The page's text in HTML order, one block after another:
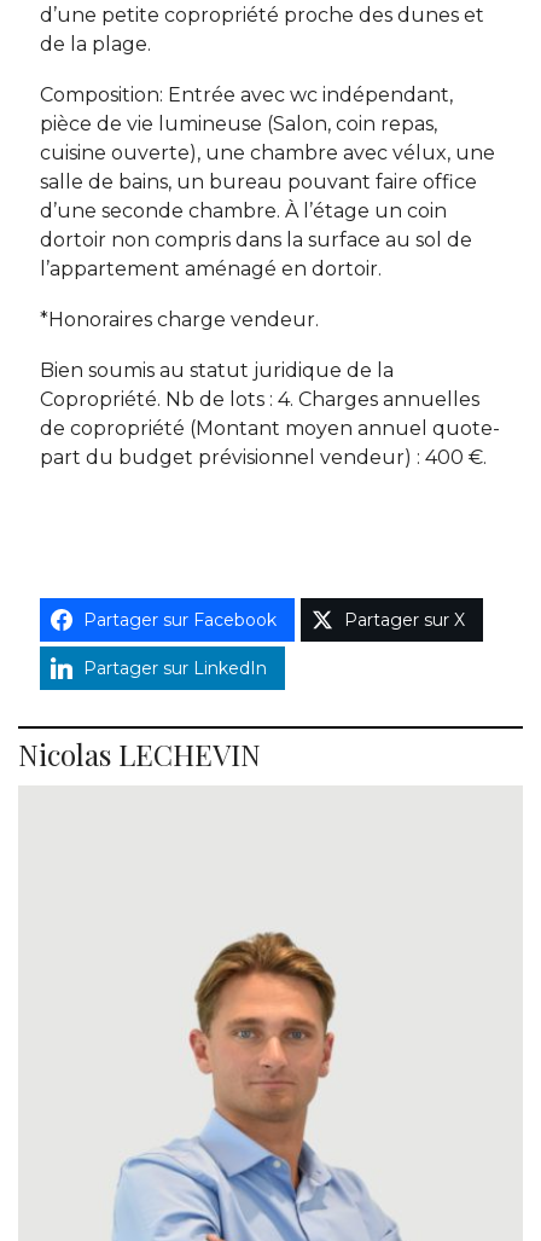
d’une petite copropriété proche des dunes et
de la plage.
Composition: Entrée avec wc indépendant,
pièce de vie lumineuse (Salon, coin repas,
cuisine ouverte), une chambre avec vélux, une
salle de bains, un bureau pouvant faire office
d’une seconde chambre. À l’étage un coin
dortoir non compris dans la surface au sol de
l’appartement aménagé en dortoir.
*Honoraires charge vendeur.
Bien soumis au statut juridique de la
Copropriété. Nb de lots : 4. Charges annuelles
de copropriété (Montant moyen annuel quote-
part du budget prévisionnel vendeur) : 400 €.
Partager sur Facebook Partager sur X
Partager sur LinkedIn
Nicolas LECHEVIN